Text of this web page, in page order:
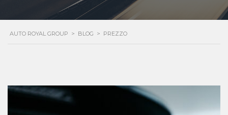
AUTO ROYAL GROUP > BLOG > PREZZO